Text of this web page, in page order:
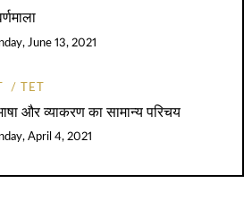
June 13, 2021
TET
और व्याकरण का सामान्य परिचय
April 4, 2021